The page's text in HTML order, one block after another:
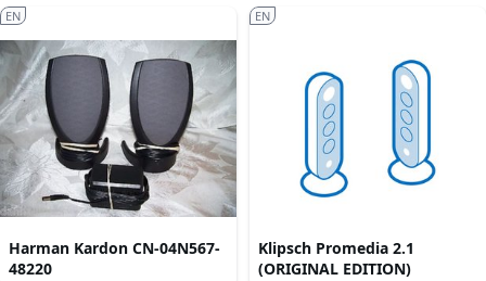
Harman Kardon CN-04N567-
48220
EN
Klipsch Promedia 2.1
(ORIGINAL EDITION)
EN